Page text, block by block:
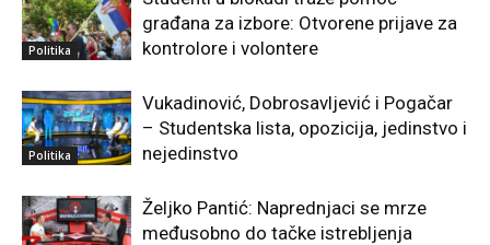
Politika
građana za izbore: Otvorene prijave za
kontrolore i volontere
Politika
Vukadinović, Dobrosavljević i Pogačar
– Studentska lista, opozicija, jedinstvo i
nejedinstvo
Željko Pantić: Naprednjaci se mrze
međusobno do tačke istrebljenja